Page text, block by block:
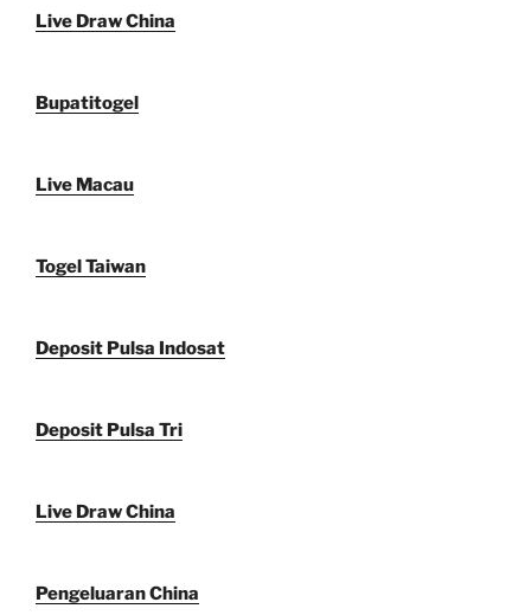
Live Draw China
Bupatitogel
Live Macau
Togel Taiwan
Deposit Pulsa Indosat
Deposit Pulsa Tri
Live Draw China
Pengeluaran China